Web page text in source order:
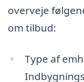
overveje
om tilbud:
Type af